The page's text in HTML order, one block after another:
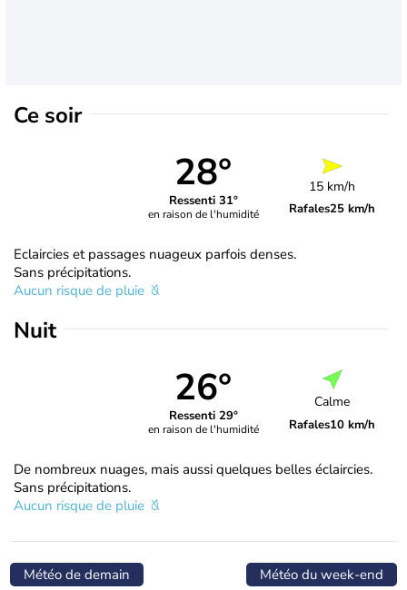
Ce soir
28°
Ressenti 31°
en raison de l'humidité
15 km/h
Rafales25 km/h
Eclaircies et passages nuageux parfois denses.
Sans précipitations.
Aucun risque de pluie
Nuit
26°
Ressenti 29°
en raison de l'humidité
Calme
Rafales10 km/h
De nombreux nuages, mais aussi quelques belles éclaircies.
Sans précipitations.
Aucun risque de pluie
Météo de demain Météo du week-end